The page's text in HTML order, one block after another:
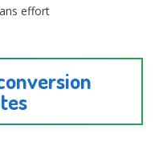
effort